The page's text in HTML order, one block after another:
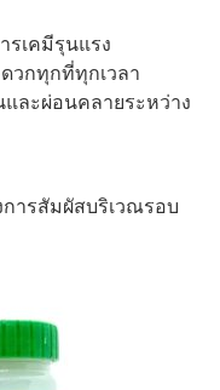
รเคมีรุนแรง
วกทุกที่ทุกเวลา
ละผ่อนคลายระหว่าง
ารสัมผัสบริเวณรอบ